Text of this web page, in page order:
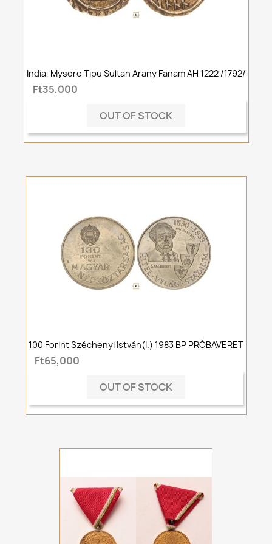
India, Mysore Tipu Sultan Arany Fanam AH 1222 /1792/
Ft35,000
OUT OF STOCK
100 Forint Széchenyi István(I.) 1983 BP PRÓBAVERET
Ft65,000
OUT OF STOCK